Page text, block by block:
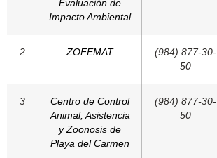
Evaluación de
Impacto Ambiental
2 ZOFEMAT
(984) 877-30-
50
3
Centro de Control
Animal, Asistencia
y Zoonosis de
Playa del Carmen
(984) 877-30-
50